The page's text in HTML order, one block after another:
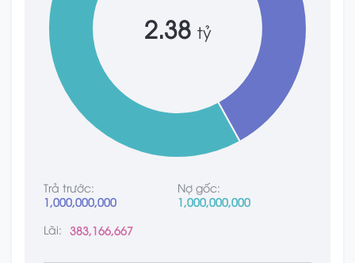
2.38 tỷ
Trả trước:
1,000,000,000
Nợ gốc:
1,000,000,000
Lãi: 383,166,667